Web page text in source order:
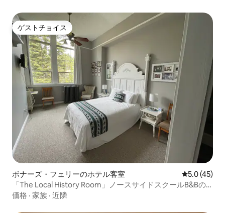
ゲストチョイス
ゲストチョイス
ボナーズ・フェリーのホテル客室 レビュー45
5.0 (45)
「The Local History Room」ノースサイドスクールB&Bの
客室3
価格 · 家族 · 近隣